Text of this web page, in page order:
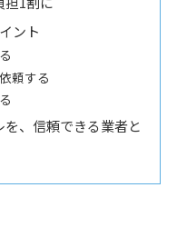
ント
頼する
、信頼できる業者と